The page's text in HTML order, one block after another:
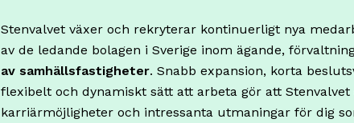
Stenvalvet växer och rekryterar kontinuerligt nya
av de ledande bolagen i Sverige inom ägande,
av samhällsfastigheter. Snabb expansion, korta
flexibelt och dynamiskt sätt att arbeta gör att
karriärmöjligheter och intressanta utmaningar för dig